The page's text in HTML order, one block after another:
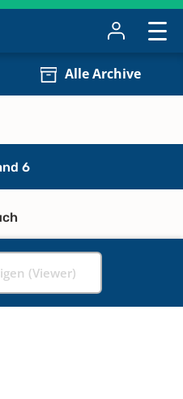
Alle Archive
6
(Viewer)